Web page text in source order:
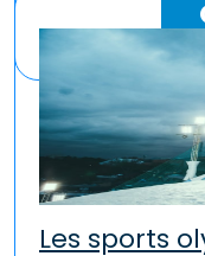
Les sports